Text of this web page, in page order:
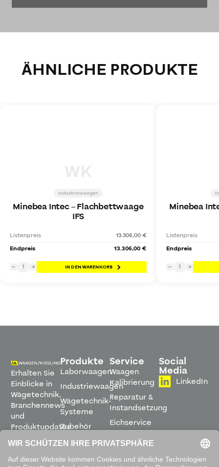
ÄHNLICHE PRODUKTE
Industriewaagen
Minebea Intec–Flachbettwaage
IFS
Listenpreis
13.306,00 €
Endpreis
13.306,00 €
− 1 + IN DEN WARENKORB
Minebea
Listenpreis
Endpreis
− 1 +
Erhalten Sie
Einblicke in
Wägetechnik,
Branchennews
und
Produktupdates
direkt in
Ihren
Posteingang.
Produkte
Laborwaagen
Industriewaagen
Wägetechnik-
Systeme
Zubehör
Software
Service
Waagen
Kalibrierung
Reparatur &
Instandsetzung
Eichservice
Montage &
Inbetriebnahme
Leihwaagen
Social
Media
LinkedIn